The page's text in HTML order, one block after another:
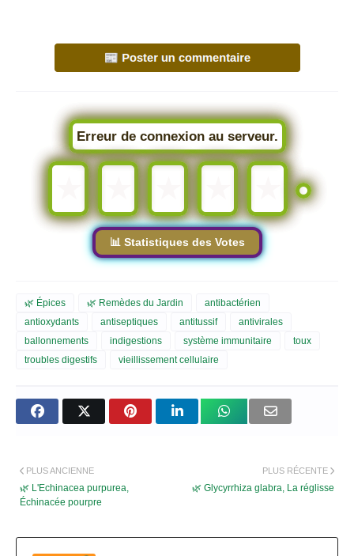
Erreur de connexion au serveur.
📊 Statistiques des Votes
🌿 Épices 🌿 Remèdes du Jardin
antibactérien
antioxydants
antiseptiques antitussif
antivirales
ballonnements
indigestions système immunitaire
toux
troubles digestifs
vieillissement cellulaire
PLUS RÉCENTE
🌿 Glycyrrhiza glabra, La réglisse
PLUS ANCIENNE
🌿 L'Echinacea purpurea,
Échinacée pourpre